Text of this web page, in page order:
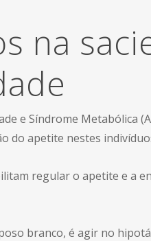
na
e Síndrome Metabólica
do apetite nestes
regular o apetite e a
branco, é agir no